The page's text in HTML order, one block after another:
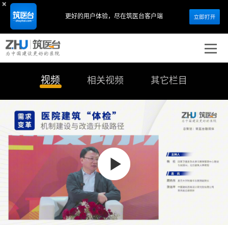
视频 相关视频 其它栏目
更好的用户体验， 尽在筑医台客户端